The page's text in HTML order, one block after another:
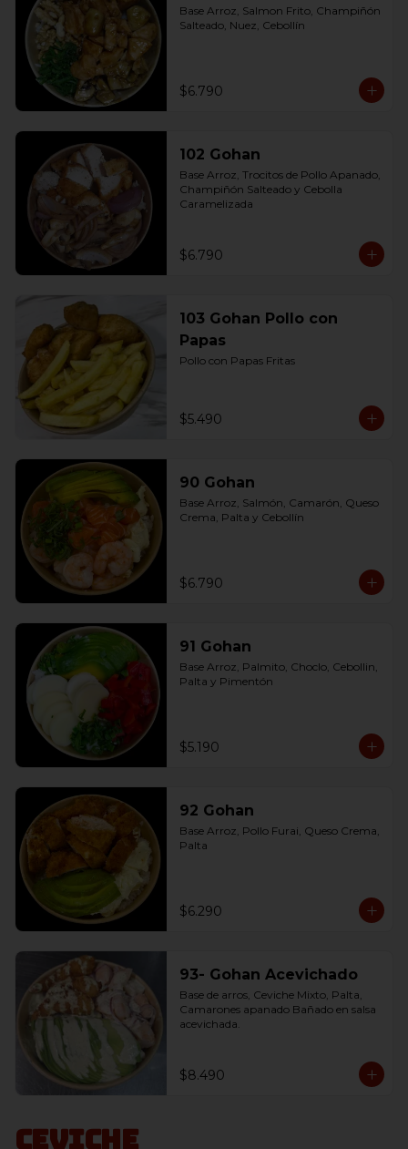
Base Arroz, Salmon Frito, Champiñón
Salteado, Nuez, Cebollín
$6.790
102 Gohan
Base Arroz, Trocitos de Pollo Apanado,
Champiñón Salteado y Cebolla
Caramelizada
$6.790
103 Gohan Pollo con
Papas
Pollo con Papas Fritas
$5.490
90 Gohan
Base Arroz, Salmón, Camarón, Queso
Crema, Palta y Cebollín
$6.790
91 Gohan
Base Arroz, Palmito, Choclo, Cebollin,
Palta y Pimentón
$5.190
92 Gohan
Base Arroz, Pollo Furai, Queso Crema,
Palta
$6.290
93- Gohan Acevichado
Base de arros, Ceviche Mixto, Palta,
Camarones apanado Bañado en salsa
acevichada.
$8.490
Ceviche